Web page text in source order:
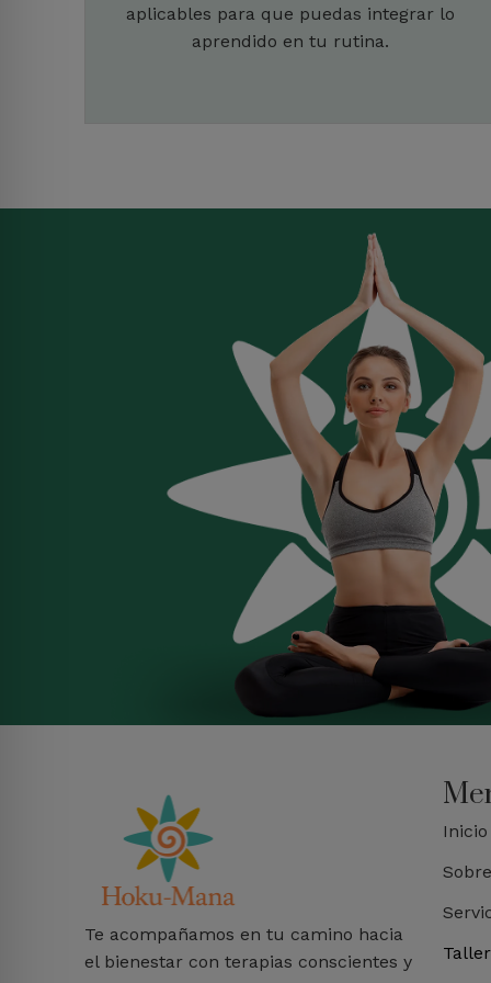
aplicables para que puedas integrar lo
aprendido en tu rutina.
Te acompañamos en tu camino hacia
el bienestar con terapias conscientes y
Inicio